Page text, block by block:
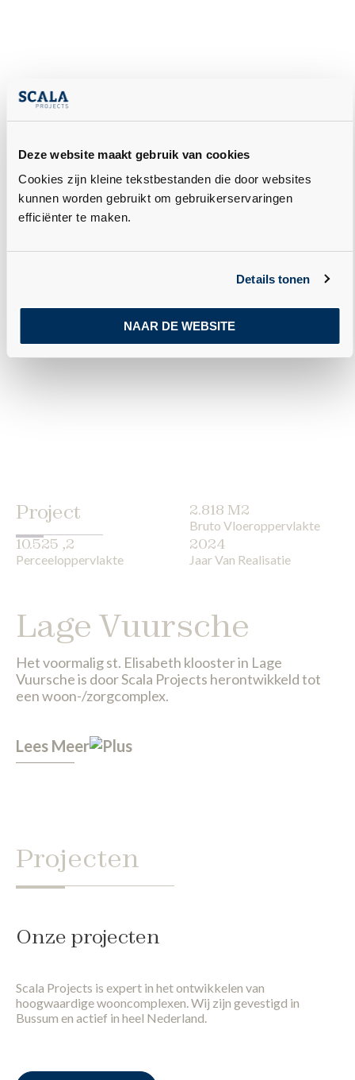
Deze website maakt gebruik van cookies
Cookies zijn kleine tekstbestanden die door websites
kunnen worden gebruikt om gebruikerservaringen
efficiënter te maken.
Details tonen
NAAR DE WEBSITE
Project 2.818 M2
Bruto Vloeroppervlakte
10.525 ,2
Perceeloppervlakte
2024
Jaar Van Realisatie
Lage Vuursche
Het voormalig st. Elisabeth klooster in Lage
Vuursche is door Scala Projects herontwikkeld tot
een woon-/zorgcomplex.
Lees Meer
Projecten
Onze projecten
Scala Projects is expert in het ontwikkelen van
hoogwaardige wooncomplexen. Wij zijn gevestigd in
Bussum en actief in heel Nederland.